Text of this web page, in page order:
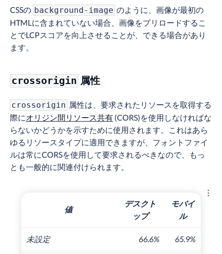
CSSの background-image のように、画像が最初の
HTMLに含まれていない場合、画像をプリロードするこ
とでLCPスコアを向上させることが、できる場合があり
ます。
crossorigin 属性
crossorigin 属性は、要求されたリソースを取得する
際にオリジン間リソース共有 (CORS)を使用しなければな
らないかどうかを示すために使用されます。これはあら
ゆるリソースタイプに適用できますが、フォントファイ
ルは常にCORSを使用して要求されるべきなので、もっ
とも一般的に関連付けられます。
値
デスクト
ップ
モバイ
ル
未設定 66.6% 65.9%
結